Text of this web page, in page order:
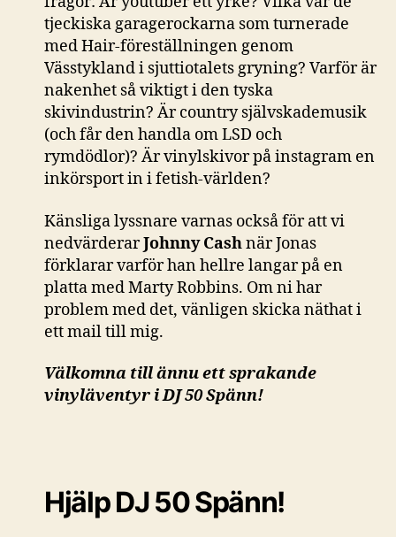
tjeckiska garagerockarna som turnerade
med Hair-föreställningen genom
Vässtykland i sjuttiotalets gryning? Varför är
nakenhet så viktigt i den tyska
skivindustrin? Är country självskademusik
(och får den handla om LSD och
rymdödlor)? Är vinylskivor på instagram en
inkörsport in i fetish-världen?
Känsliga lyssnare varnas också för att vi
nedvärderarJohnny Cashnär Jonas
förklarar varför han hellre langar på en
platta med Marty Robbins. Om ni har
problem med det, vänligen skicka näthat i
ett mail till mig.
Välkomna till ännu ett sprakande
vinyläventyr i DJ 50 Spänn!
Hjälp DJ 50 Spänn!